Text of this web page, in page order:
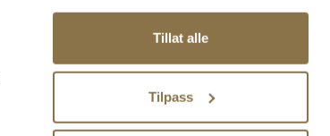
Tillat alle
Tilpass